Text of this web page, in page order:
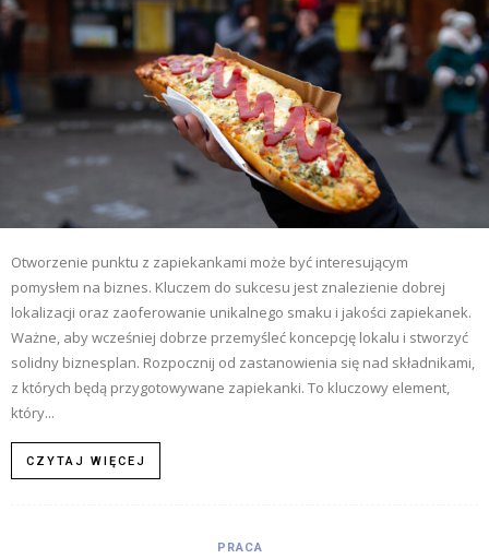
Otworzenie punktu z zapiekankami może być interesującym
pomysłem na biznes. Kluczem do sukcesu jest znalezienie dobrej
lokalizacji oraz zaoferowanie unikalnego smaku i jakości zapiekanek.
Ważne, aby wcześniej dobrze przemyśleć koncepcję lokalu i stworzyć
solidny biznesplan. Rozpocznij od zastanowienia się nad składnikami,
z których będą przygotowywane zapiekanki. To kluczowy element,
który...
CZYTAJ WIĘCEJ
PRACA